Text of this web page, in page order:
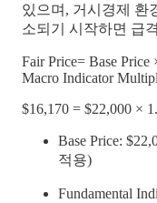
있으며, 거시경제 환
소되기 시작하면 급
Fair Price= Base
Macro Indicator
$16,170 = $22,000 ×
Base Price:
적용)
Fundamental